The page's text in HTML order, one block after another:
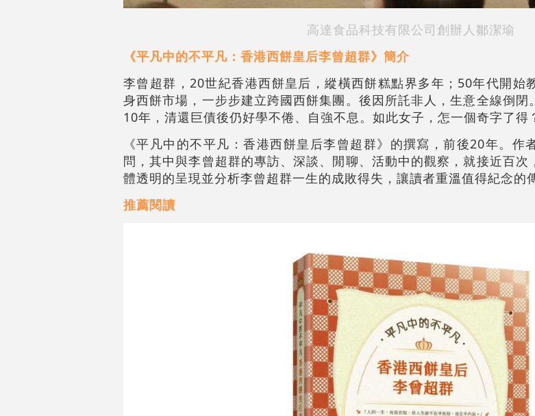
高達食品科技有限公司創辦人鄒潔瑜
《平凡中的不平凡：香港西餅皇后李曾超群》簡介
李曾超群，20世紀香港西餅皇后，縱橫西餅糕點界多年；50年代開始
身西餅市場，一步步建立跨國西餅集團。後因所託非人，生意全線倒
10年，清還巨債後仍好學不倦、自強不息。如此女子，怎一個奇字了得
《平凡中的不平凡：香港西餅皇后李曾超群》的撰寫，前後20年。作
問，其中與李曾超群的專訪、深談、閒聊、活動中的觀察，就接近百次
體透明的呈現並分析李曾超群一生的成敗得失，讓讀者重溫值得紀念的
推薦閱讀